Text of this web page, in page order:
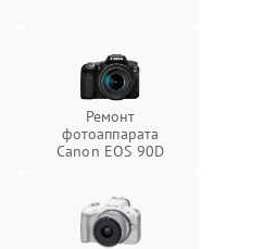
Ремонт
фотоаппарата
Canon EOS 90D